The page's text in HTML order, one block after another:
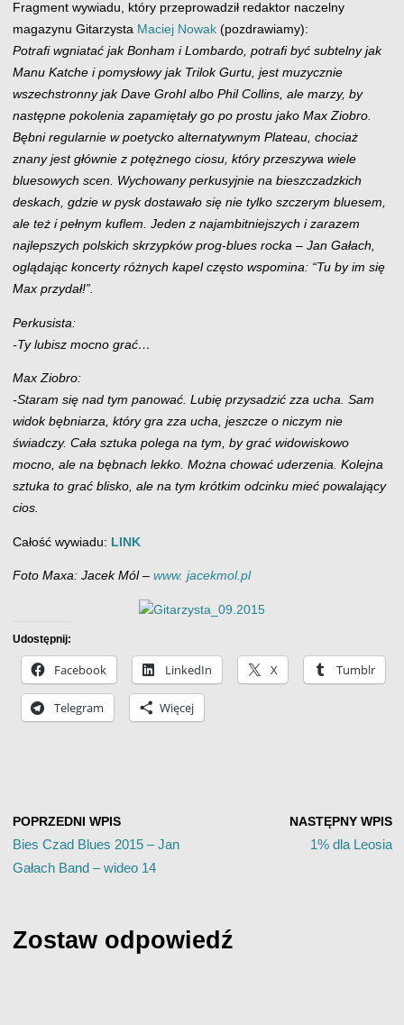
Fragment wywiadu, który przeprowadził redaktor naczelny
magazynu Gitarzysta Maciej Nowak(pozdrawiamy):
Potrafi wgniatać jak Bonham i Lombardo, potrafi być subtelny jak
Manu Katche i pomysłowy jak Trilok Gurtu, jest muzycznie
wszechstronny jak Dave Grohl albo Phil Collins, ale marzy, by
następne pokolenia zapamiętały go po prostu jako Max Ziobro.
Bębni regularnie w poetycko alternatywnym Plateau, chociaż
znany jest głównie z potężnego ciosu, który przeszywa wiele
bluesowych scen. Wychowany perkusyjnie na bieszczadzkich
deskach, gdzie w pysk dostawało się nie tylko szczerym bluesem,
ale też i pełnym kuflem. Jeden z najambitniejszych i zarazem
najlepszych polskich skrzypków prog-blues rocka – Jan Gałach,
oglądając koncerty różnych kapel często wspomina: “Tu by im się
Max przydał!”.
Perkusista:
-Ty lubisz mocno grać…
Max Ziobro:
-Staram się nad tym panować. Lubię przysadzić zza ucha. Sam
widok bębniarza, który gra zza ucha, jeszcze o niczym nie
świadczy. Cała sztuka polega na tym, by grać widowiskowo
mocno, ale na bębnach lekko. Można chować uderzenia. Kolejna
sztuka to grać blisko, ale na tym krótkim odcinku mieć powalający
cios.
Całość wywiadu: LINK
Foto Maxa: Jacek Mól – www. jacekmol.pl
Udostępnij:
Facebook LinkedIn X Tumblr
Telegram Więcej
POPRZEDNI WPIS
Bies Czad Blues 2015 – Jan
Gałach Band – wideo 14
NASTĘPNY WPIS
1% dla Leosia
Zostaw odpowiedź